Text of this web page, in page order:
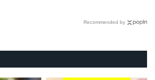
Recommended by